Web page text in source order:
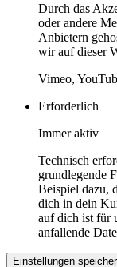
Durch das
oder andere
Anbietern
wir auf dieser
Vimeo,
Erforderlich
Immer aktiv
Technisch
grundlegende
Beispiel dazu,
dich in dein
auf dich ist für
anfallende
Einstellungen